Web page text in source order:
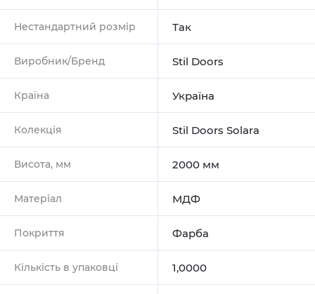
Нестандартний розмір Так
Виробник/Бренд Stil Doors
Країна Україна
Колекція Stil Doors Solara
Висота, мм 2000 мм
Матеріал МДФ
Покриття Фарба
Кількість в упаковці 1,0000